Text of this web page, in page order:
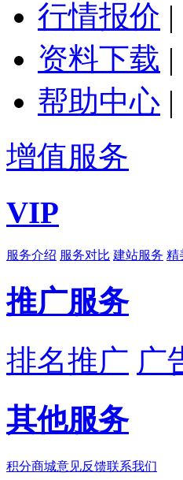
行情报价 |
资料下载 |
帮助中心 |
增值服务
VIP
服务介绍 服务对比 建站服务 精
推广服务
排名推广 广
其他服务
积分商城意见反馈联系我们